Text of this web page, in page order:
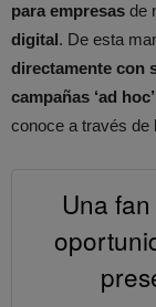
para empresas de
digital. De esta
directamente con
campañas ‘ad
conoce a través de
Una